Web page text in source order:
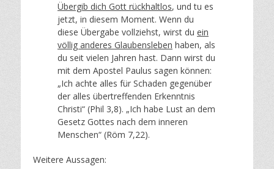
Übergib dich Gott rückhaltlos, und tu es
jetzt, in diesem Moment. Wenn du
diese Übergabe vollziehst, wirst du ein
völlig anderes Glaubensleben haben, als
du seit vielen Jahren hast. Dann wirst du
mit dem Apostel Paulus sagen können:
„Ich achte alles für Schaden gegenüber
der alles übertreffenden Erkenntnis
Christi“ (Phil 3,8). „Ich habe Lust an dem
Gesetz Gottes nach dem inneren
Menschen“ (Röm 7,22).
Weitere Aussagen: